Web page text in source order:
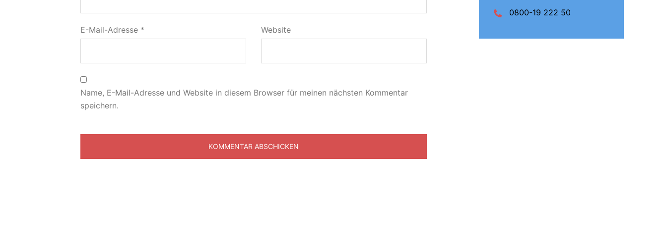
E-Mail-Adresse * Website
Name, E-Mail-Adresse und Website in diesem Browser für meinen nächsten Kommentar
speichern.
0800-19 222 50